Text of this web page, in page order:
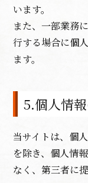
います。
また、一部業務
行する場合に個
ます。
5.個人情
当サイトは、個
を除き、個人情
なく、第三者に